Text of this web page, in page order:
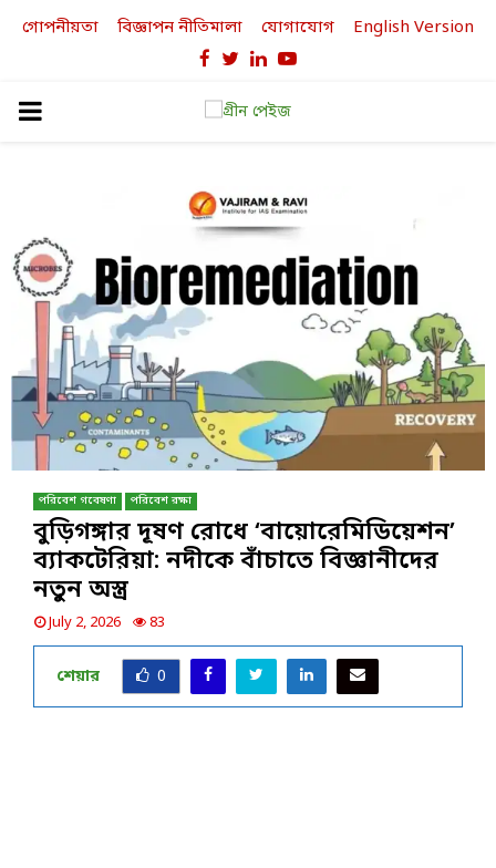
গোপনীয়তা বিজ্ঞাপন নীতিমালা যোগাযোগ English Version
Facebook
TwitterLinkedinYoutube
PRIMARY
পরিবেশ গবেষণা পরিবেশ রক্ষা
বুড়িগঙ্গার দূষণ রোধে ‘বায়োরেমিডিয়েশন’
ব্যাকটেরিয়া: নদীকে বাঁচাতে বিজ্ঞানীদের
নতুন অস্ত্র
July 2, 2026 83
শেয়ার 0